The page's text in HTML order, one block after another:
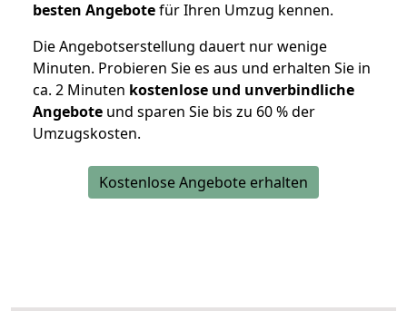
besten Angebotefür Ihren Umzug kennen.
Die Angebotserstellung dauert nur wenige
Minuten. Probieren Sie es aus und erhalten Sie in
ca. 2 Minuten kostenlose und unverbindliche
Angebote und sparen Sie bis zu 60 % der
Umzugskosten.
Kostenlose Angebote erhalten